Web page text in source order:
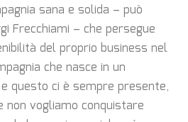
sana e solida – può
Frecchiami – che persegue
del proprio business nel
che nasce in un
questo ci è sempre presente,
non vogliamo conquistare